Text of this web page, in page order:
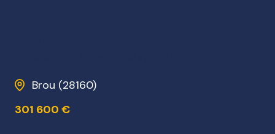
Brou (28160)
301 600 €